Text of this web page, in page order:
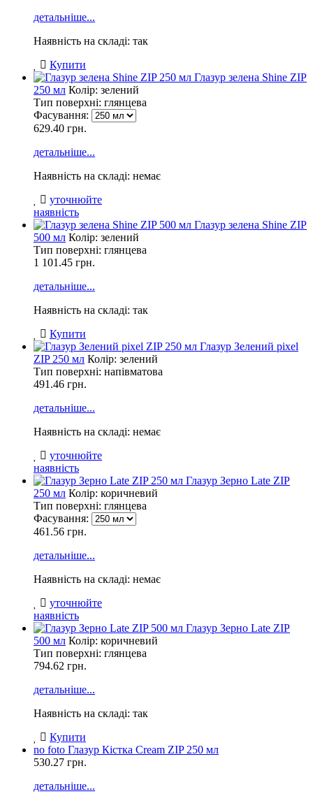
детальніше...
Наявність на складі: так
Купити
Глазур зелена Shine ZIP
250 мл Колір: зелений
Тип поверхні: глянцева
Фасування:
629.40 грн.
детальніше...
Наявність на складі: немає
уточнюйте
наявність
Глазур зелена Shine ZIP
500 мл Колір: зелений
Тип поверхні: глянцева
1 101.45 грн.
детальніше...
Наявність на складі: так
Купити
Глазур Зелений pixel
ZIP 250 мл Колір: зелений
Тип поверхні: напівматова
491.46 грн.
детальніше...
Наявність на складі: немає
уточнюйте
наявність
Глазур Зерно Late ZIP
250 мл Колір: коричневий
Тип поверхні: глянцева
Фасування:
461.56 грн.
детальніше...
Наявність на складі: немає
уточнюйте
наявність
Глазур Зерно Late ZIP
500 мл Колір: коричневий
Тип поверхні: глянцева
794.62 грн.
детальніше...
Наявність на складі: так
Купити
no foto Глазур Кістка Cream ZIP 250 мл
530.27 грн.
детальніше...